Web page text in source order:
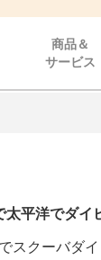
商品＆
サービス
太平洋でダイ
スクーバダ